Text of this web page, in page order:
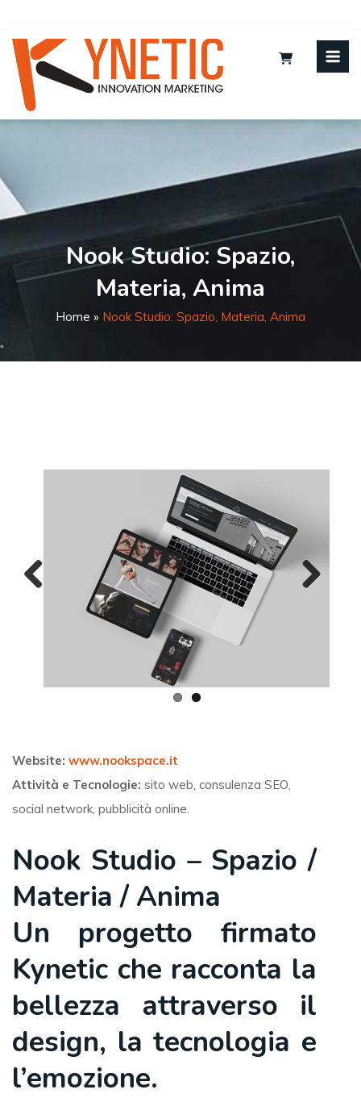
Nook Studio: Spazio,
Materia, Anima
Home » Nook Studio: Spazio, Materia, Anima
Website: www.nookspace.it
Attività e Tecnologie: sito web, consulenza SEO,
social network, pubblicità online.
Nook Studio – Spazio /
Materia / Anima
Un progetto firmato
Kynetic che racconta la
bellezza attraverso il
design, la tecnologia e
l’emozione.